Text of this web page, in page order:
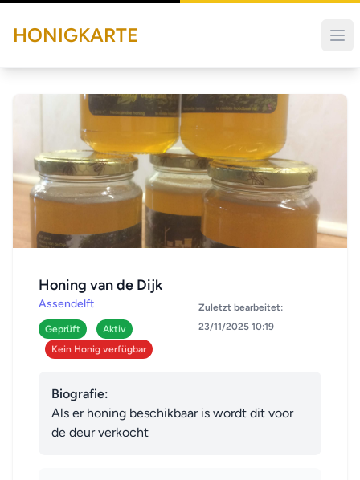
HONIGKARTE
Honing van de Dijk
Assendelft
Geprüft
Aktiv
Kein Honig verfügbar
Zuletzt bearbeitet:
23/11/2025 10:19
Biografie:
Als er honing beschikbaar is wordt dit voor
de deur verkocht